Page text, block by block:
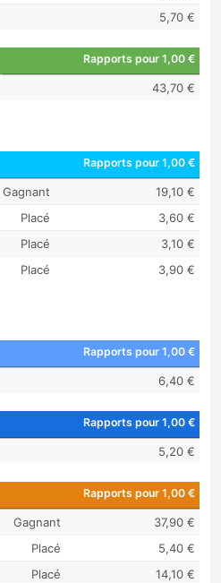
5,70 €
Rapports pour 1,00 €
43,70 €
Rapports pour 1,00 €
Gagnant
19,10 €
Placé
3,60 €
Placé
3,10 €
Placé 3,90 €
Rapports pour 1,00 €
6,40 €
Rapports pour 1,00 €
5,20 €
Rapports pour 1,00 €
Gagnant
37,90 €
Placé
5,40 €
Placé
14,10 €